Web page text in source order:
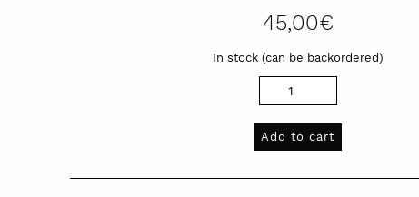
45,00€
In stock (can be backordered)
Add to cart